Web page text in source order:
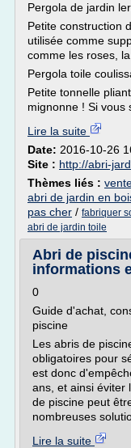
Pergola de jardin
Petite construction
utilisée comme
comme les roses,
Pergola toile
Petite tonnelle
mignonne ! Si vous
Lire la suite
Date: 2016-10-26
Site : http://abri-
Thèmes liés :
abri de jardin en
pas cher / fabriquer
abri de jardin toile
Abri de
informations
0
Guide d'achat,
piscine
Les abris de
obligatoires pour
est donc
ans, et ainsi éviter
de piscine peut
nombreuses
Lire la suite